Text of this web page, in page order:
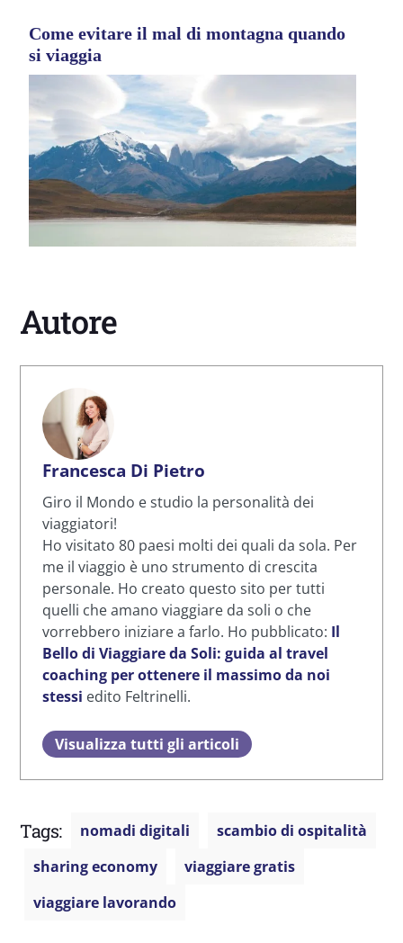
Come evitare il mal di montagna quando
si viaggia
Autore
Francesca Di Pietro
Giro il Mondo e studio la personalità dei
viaggiatori!
Ho visitato 80 paesi molti dei quali da sola. Per
me il viaggio è uno strumento di crescita
personale. Ho creato questo sito per tutti
quelli che amano viaggiare da soli o che
vorrebbero iniziare a farlo. Ho pubblicato: Il
Bello di Viaggiare da Soli: guida al travel
coaching per ottenere il massimo da noi
stessi edito Feltrinelli.
Visualizza tutti gli articoli
Tags: nomadi digitali
scambio di ospitalità
sharing economy
viaggiare gratis
viaggiare lavorando